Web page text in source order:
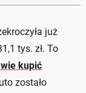
już
tys. zł. To
kupić
zostało